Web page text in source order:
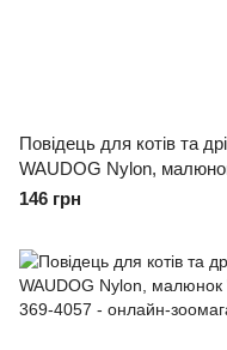
Повідець для котів та
WAUDOG Nylon,
146 грн